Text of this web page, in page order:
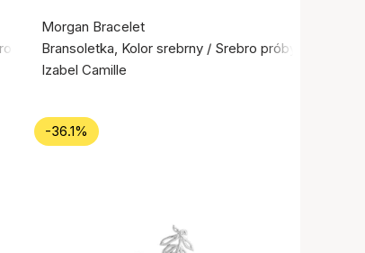
próby 925
Morgan Bracelet
Bransoletka, Kolor srebrny / Srebro próby 925
Izabel Camille
-36.1%